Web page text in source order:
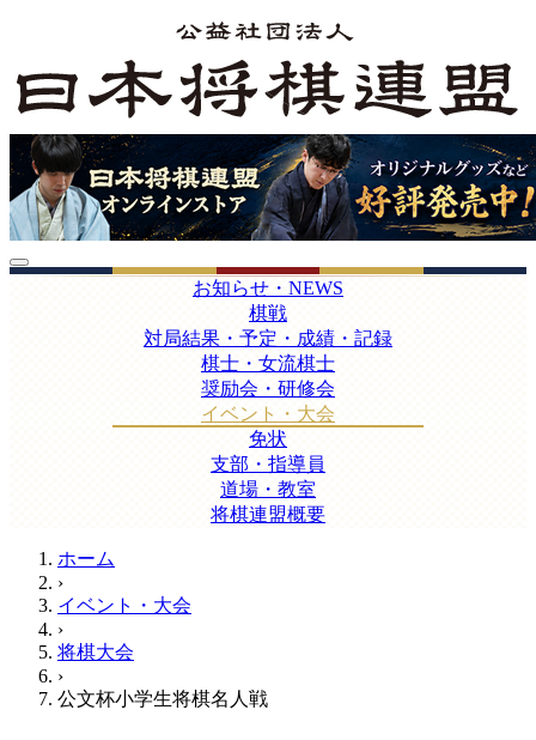
お知らせ・NEWS
棋戦
対局結果・予定・成績・記録
棋士・女流棋士
奨励会・研修会
イベント・大会
免状
支部・指導員
道場・教室
将棋連盟概要
ホーム
›
イベント・大会
›
将棋大会
›
公文杯小学生将棋名人戦